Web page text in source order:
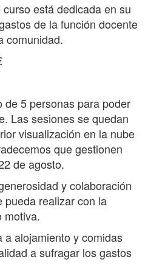
el budismo y el siglo
budista nos
instrucciones de cómo y
en partes iguales
diálogo entre la teoría y
contemporáneas,
y las neurociencias,
de los intrincados
cognitivos y
a conocer y comprender
aun no
y por qué me siento así
un buen comienzo
Una nueva
silencio? Sin buscarlas
está dedicada en su
de la función docente
comunidad.
5 personas para poder
Las sesiones se quedan
visualización en la nube
que gestionen
de agosto.
y colaboración
pueda realizar con la
motiva.
alojamiento y comidas
a sufragar los gastos